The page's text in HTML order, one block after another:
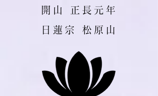
​開山 正長元年
日蓮宗 松原山